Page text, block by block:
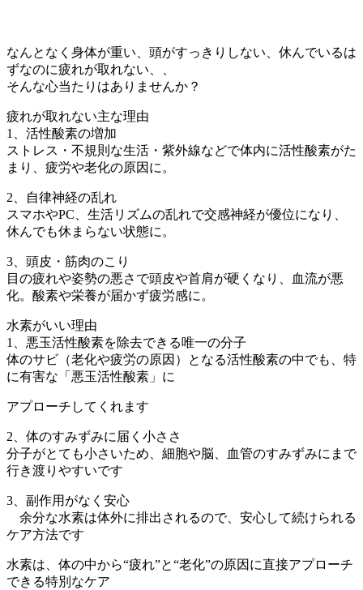
なんとなく身体が重い、頭がすっきりしない、休んでいるは
ずなのに疲れが取れない、、
そんな心当たりはありませんか？
疲れが取れない主な理由
1、活性酸素の増加
ストレス・不規則な生活・紫外線などで体内に活性酸素がた
まり、疲労や老化の原因に。
2、自律神経の乱れ
スマホやPC、生活リズムの乱れで交感神経が優位になり、
休んでも休まらない状態に。
3、頭皮・筋肉のこり
目の疲れや姿勢の悪さで頭皮や首肩が硬くなり、血流が悪
化。酸素や栄養が届かず疲労感に。
水素がいい理由
1、悪玉活性酸素を除去できる唯一の分子
体のサビ（老化や疲労の原因）となる活性酸素の中でも、特
に有害な「悪玉活性酸素」に
アプローチしてくれます
2、体のすみずみに届く小ささ
分子がとても小さいため、細胞や脳、血管のすみずみにまで
行き渡りやすいです
3、副作用がなく安心
余分な水素は体外に排出されるので、安心して続けられる
ケア方法です
水素は、体の中から“疲れ”と“老化”の原因に直接アプローチ
できる特別なケア